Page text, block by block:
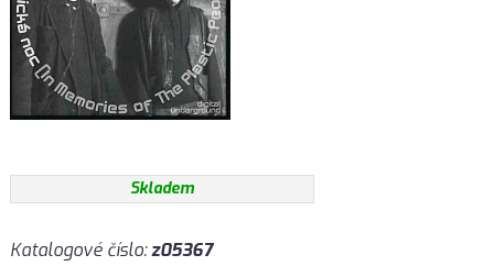
Skladem
Katalogové číslo:z05367